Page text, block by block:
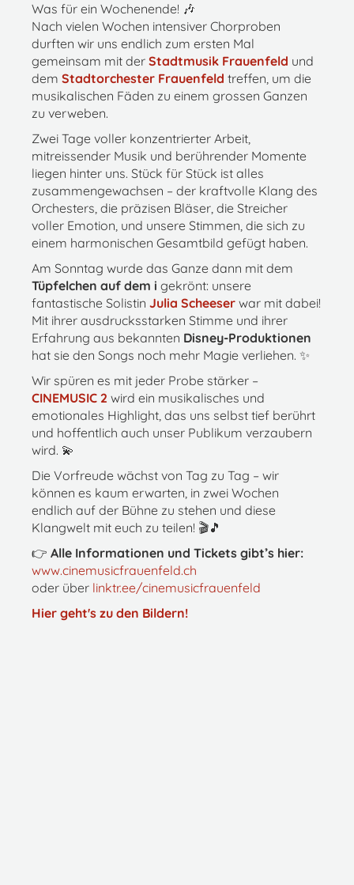
Was für ein Wochenende! 🎶
Nach vielen Wochen intensiver Chorproben
durften wir uns endlich zum ersten Mal
gemeinsam mit der Stadtmusik Frauenfeld und
dem Stadtorchester Frauenfeld treffen, um die
musikalischen Fäden zu einem grossen Ganzen
zu verweben.
Zwei Tage voller konzentrierter Arbeit,
mitreissender Musik und berührender Momente
liegen hinter uns. Stück für Stück ist alles
zusammengewachsen – der kraftvolle Klang des
Orchesters, die präzisen Bläser, die Streicher
voller Emotion, und unsere Stimmen, die sich zu
einem harmonischen Gesamtbild gefügt haben.
Am Sonntag wurde das Ganze dann mit dem
Tüpfelchen auf dem i gekrönt: unsere
fantastische Solistin Julia Scheeser war mit dabei!
Mit ihrer ausdrucksstarken Stimme und ihrer
Erfahrung aus bekannten Disney-Produktionen
hat sie den Songs noch mehr Magie verliehen. ✨
Wir spüren es mit jeder Probe stärker –
CINEMUSIC 2 wird ein musikalisches und
emotionales Highlight, das uns selbst tief berührt
und hoffentlich auch unser Publikum verzaubern
wird. 💫
Die Vorfreude wächst von Tag zu Tag – wir
können es kaum erwarten, in zwei Wochen
endlich auf der Bühne zu stehen und diese
Klangwelt mit euch zu teilen! 🎬🎵
👉 Alle Informationen und Tickets gibt’s hier:
www.cinemusicfrauenfeld.ch
oder über linktr.ee/cinemusicfrauenfeld
Hier geht's zu den Bildern!